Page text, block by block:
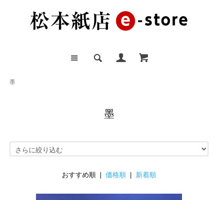
墨
墨
おすすめ順 | 価格順 | 新着順